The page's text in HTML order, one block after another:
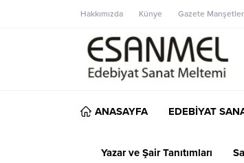
Hakkımızda Künye Gazete
ANASAYFA EDEBİYAT
Yazar ve Şair Tanıtımları